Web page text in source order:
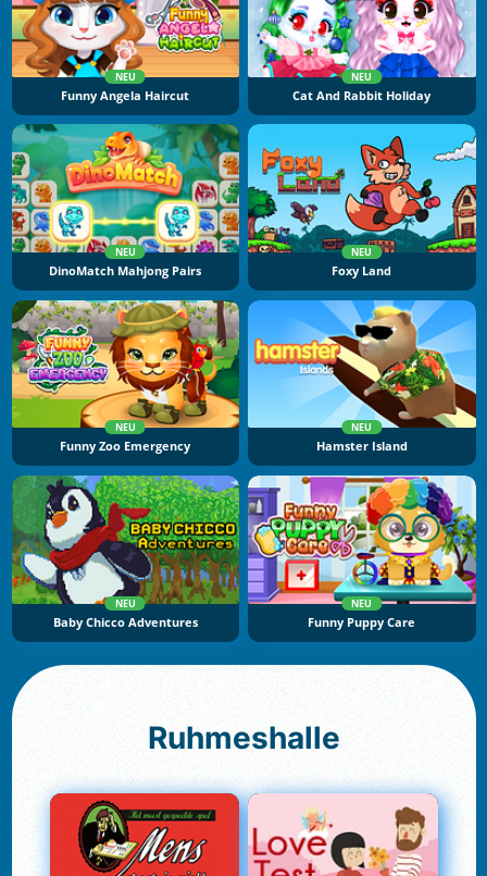
NEU
Funny Angela Haircut
NEU
Cat And Rabbit Holiday
NEU
DinoMatch Mahjong Pairs
NEU
Foxy Land
NEU
Funny Zoo Emergency
NEU
Hamster Island
NEU
Baby Chicco Adventures
NEU
Funny Puppy Care
Ruhmeshalle